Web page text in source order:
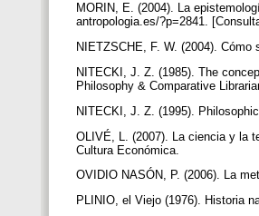
MORIN, E. (2004). La
antropologia.es/?p=2841.
NIETZSCHE, F. W. (2004).
NITECKI, J. Z. (1985). The
Philosophy & Comparative
NITECKI, J. Z. (1995).
OLIVÉ, L. (2007). La ciencia y la
Cultura Económica.
OVIDIO NASÓN, P. (2006). La
PLINIO, el Viejo (1976). Historia